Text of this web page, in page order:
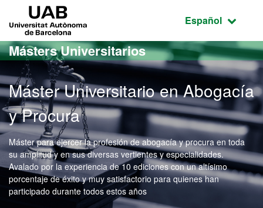
Acceso al contenido principal
Acceso a la navegación de la página
Idioma
Español
Másters Universitarios
Máster Universitario en Abogacía
y Procura
Máster para ejercer la profesión de abogacía y procura en toda
su amplitud y en sus diversas vertientes y especialidades.
Avalado por la experiencia de 10 ediciones con un altísimo
porcentaje de éxito y muy satisfactorio para quienes han
participado durante todos estos años